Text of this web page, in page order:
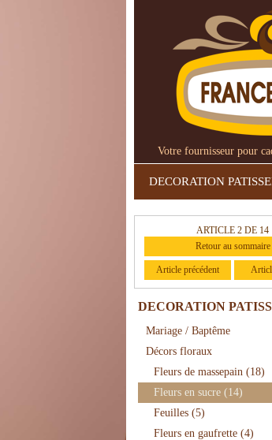
Votre fournisseur pour
DECORATION
ARTICLE 2 DE 14
Retour au sommaire
Article précédent
DECORATION
Mariage / Baptême
Décors floraux
Fleurs de massepain (18)
Fleurs en sucre (14)
Feuilles (5)
Fleurs en gaufrette (4)